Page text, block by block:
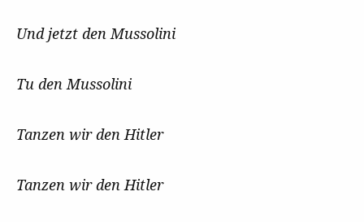
Und jetzt den Mussolini
Tu den Mussolini
Tanzen wir den Hitler
Tanzen wir den Hitler